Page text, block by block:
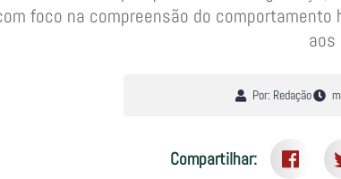
foco na compreensão do
Por: Redação
Compartilhar: